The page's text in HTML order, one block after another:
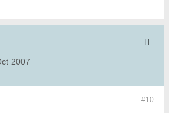
2007
#10